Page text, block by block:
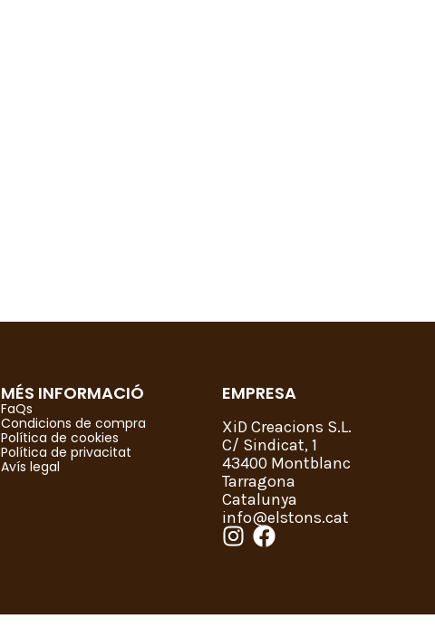
MÉS INFORMACIÓ
FaQs
Condicions de compra
Política de cookies
Política de privacitat
Avís legal
EMPRESA
XiD Creacions S.L.
C/ Sindicat, 1
43400 Montblanc
Tarragona
Catalunya
info@elstons.cat